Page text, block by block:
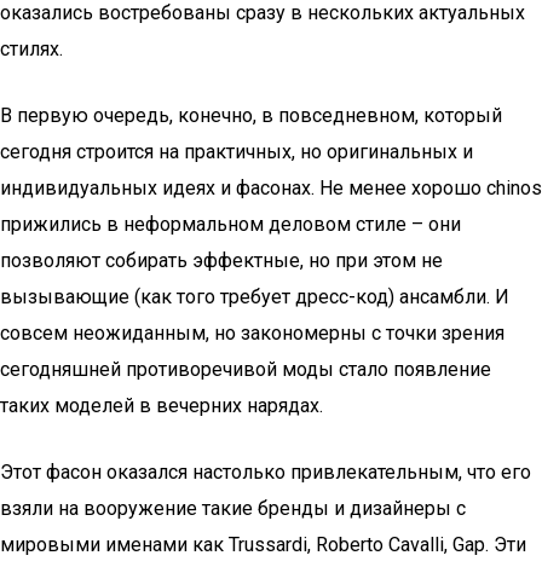
оказались востребованы сразу в нескольких актуальных
стилях.
В первую очередь, конечно, в повседневном, который
сегодня строится на практичных, но оригинальных и
индивидуальных идеях и фасонах. Не менее хорошо сhinos
прижились в неформальном деловом стиле – они
позволяют собирать эффектные, но при этом не
вызывающие (как того требует дресс-код) ансамбли. И
совсем неожиданным, но закономерны с точки зрения
сегодняшней противоречивой моды стало появление
таких моделей в вечерних нарядах.
Этот фасон оказался настолько привлекательным, что его
взяли на вооружение такие бренды и дизайнеры с
мировыми именами как Trussardi, Roberto Cavalli, Gap. Эти